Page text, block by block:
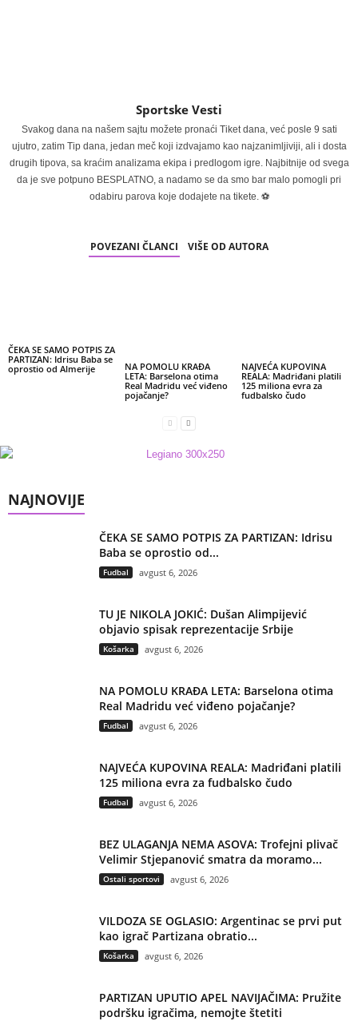
Sportske Vesti
Svakog dana na našem sajtu možete pronaći Tiket dana, već posle 9 sati
ujutro, zatim Tip dana, jedan meč koji izdvajamo kao najzanimljiviji, ali i dosta
drugih tipova, sa kraćim analizama ekipa i predlogom igre. Najbitnije od svega
da je sve potpuno BESPLATNO, a nadamo se da smo bar malo pomogli pri
odabiru parova koje dodajete na tikete. ⚽
POVEZANI ČLANCI VIŠE OD AUTORA
ČEKA SE SAMO POTPIS ZA
PARTIZAN: Idrisu Baba se
oprostio od Almerije
NA POMOLU KRAĐA
LETA: Barselona otima
Real Madridu već viđeno
pojačanje?
NAJVEĆA KUPOVINA
REALA: Madriđani platili
125 miliona evra za
fudbalsko čudo
NAJNOVIJE
ČEKA SE SAMO POTPIS ZA PARTIZAN: Idrisu
Baba se oprostio od...
Fudbal avgust 6, 2026
TU JE NIKOLA JOKIĆ: Dušan Alimpijević
objavio spisak reprezentacije Srbije
Košarka avgust 6, 2026
NA POMOLU KRAĐA LETA: Barselona otima
Real Madridu već viđeno pojačanje?
Fudbal avgust 6, 2026
NAJVEĆA KUPOVINA REALA: Madriđani platili
125 miliona evra za fudbalsko čudo
Fudbal avgust 6, 2026
BEZ ULAGANJA NEMA ASOVA: Trofejni plivač
Velimir Stjepanović smatra da moramo...
Ostali sportovi avgust 6, 2026
VILDOZA SE OGLASIO: Argentinac se prvi put
kao igrač Partizana obratio...
Košarka avgust 6, 2026
PARTIZAN UPUTIO APEL NAVIJAČIMA: Pružite
podršku igračima, nemojte štetiti